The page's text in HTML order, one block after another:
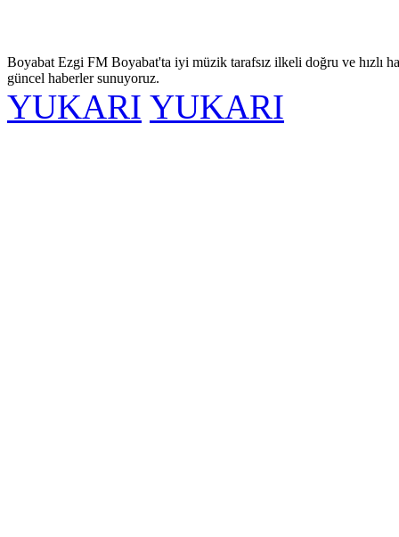
Boyabat Ezgi FM Boyabat'ta iyi müzik tarafsız ilkeli doğru ve hızlı
güncel haberler sunuyoruz.
YUKARI YUKARI